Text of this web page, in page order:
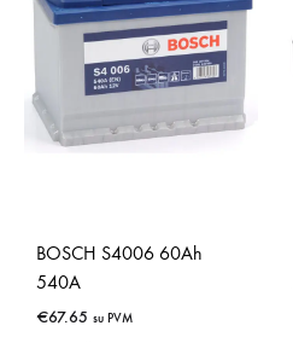
BOSCH S4006 60Ah
540A
€67.65 su PVM